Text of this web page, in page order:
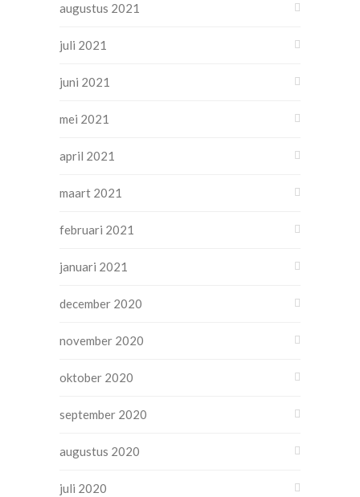
augustus 2021
juli 2021
juni 2021
mei 2021
april 2021
maart 2021
februari 2021
januari 2021
december 2020
november 2020
oktober 2020
september 2020
augustus 2020
juli 2020